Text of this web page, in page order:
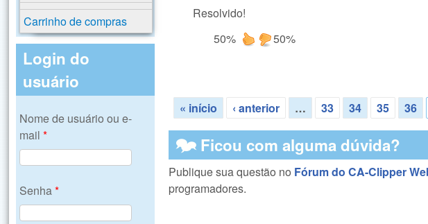
Resolvido!
50%
50%
Páginas
« início ‹ anterior … 33 34 35 36
🗫 Ficou com alguma dúvida?
Publique sua questão no Fórum do CA-Clipper
programadores.
Carrinho de compras
Login do
usuário
Nome de usuário ou e-
mail*
Senha*